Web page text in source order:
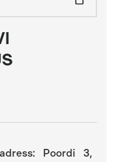
Poordi 3,